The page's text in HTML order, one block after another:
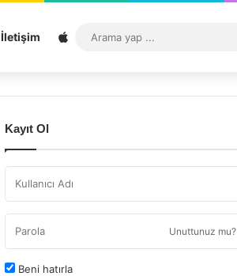
İletişim Sitemap
Kayıt Ol
Unuttunuz mu?
Beni hatırla